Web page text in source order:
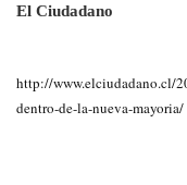
El Ciudadano
http://www.elciudadano.cl/
dentro-de-la-nueva-mayoria/